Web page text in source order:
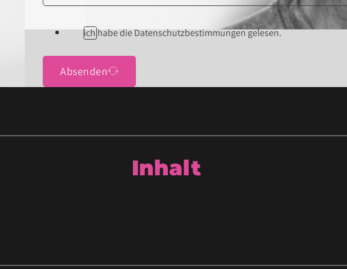
ich habe die Datenschutzbestimmungen gelesen.
Absenden
Inhalt